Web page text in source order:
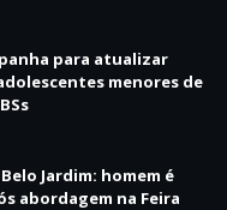
para atualizar
menores de
Jardim: homem é
abordagem na Feira